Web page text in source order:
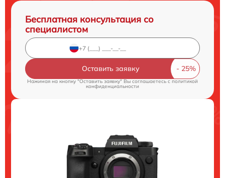
Бесплатная консультация со
специалистом
Оставить заявку
Нажимая на кнопку "Оставить заявку" Вы соглашаетесь c политикой
конфиденциальности